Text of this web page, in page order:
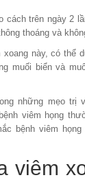
cách trên ngày 2
thoáng và
này, có thể
muối biển và
những mẹo trị
viêm họng
bệnh viêm
viêm